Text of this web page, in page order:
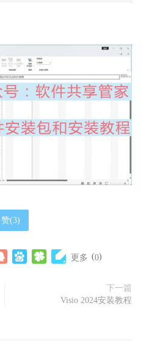
赞(3)
更多 (0)
下一篇
Visio 2024安装教程